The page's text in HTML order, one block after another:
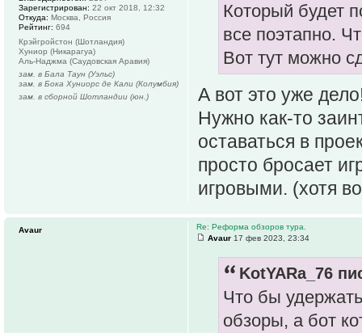
Который будет
все поэтапно.
Вот тут можно
А вот это уже
Нужно как-то
оставаться в
просто бросает
игровыми. (хотя
Зарегистрирован: 22 окт 2018, 12:32
Откуда: Москва, Россия
Рейтинг: 694
Крэйгройстон (Шотландия)
Хуниор (Никарагуа)
Аль-Наджма (Саудовская Аравия)
зам. в Бала Таун (Уэльс)
зам. в Бока Хуниорс де Кали (Колумбия)
зам. в сборной Шотландии (юн.)
Re: Реформа обзоров тура.
Avaur 17 фев 2023, 23:34
KotYARa_76
Что бы
обзоры, а бот
Avaur